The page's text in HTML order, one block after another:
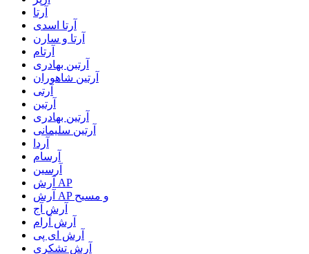
آرتا
آرتا اسدی
آرتا و سارن
آرتام
آرتبن بهادری
آرتين شاهوران
آرتی
آرتین
آرتین بهادری
آرتین سلیمانی
آردا
آرسام
آرسین
آرش AP
آرش AP و مسیح
آرش آج
آرش آرام
آرش ای پی
آرش تشکری